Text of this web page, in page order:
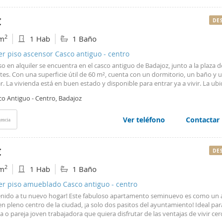
2 1 Hab 1 Baño
piso ascensor Casco antiguo - centro
en alquiler se encuentra en el casco antiguo de Badajoz, junto a la plaza
Con una superficie útil de 60 m², cuenta con un dormitorio, un baño y
La vivienda está en buen estado y disponible para entrar ya a vivir. La
cerca. La vivienda es luminosa y ofrece grandes espacios, lo que la
y funcional. No dejes pasar la oportunidad de vivir en este encantador
de Badajoz. Contacta con nosotros para más información o para concertar
536 - LM-536 - Inmobiliaria Lopez Montenegro
Antiguo - Centro, Badajoz
Ver teléfono Contactar
2 1 Hab 1 Baño
piso amueblado Casco antiguo - centro
a tu nuevo hogar! Este fabuloso apartamento seminuevo es como un
pleno centro de la ciudad, ¡a solo dos pasitos del ayuntamiento! Ideal
o pareja joven trabajadora que quiera disfrutar de las ventajas de vivir